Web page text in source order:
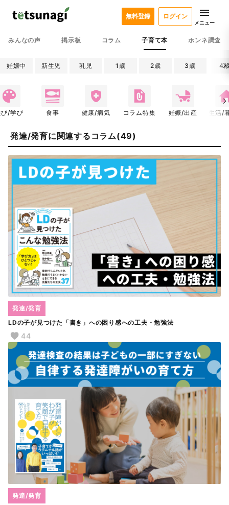
みんなの声 掲示板 コラム 子育て本 ホンネ調査
無料登録 ログイン
メニュー
妊娠中 新生児 乳児 1歳 2歳 3歳 4
び/学び 食事 健康/病気 コラム特集 妊娠/出産 生活/
発達/発育に関連するコラム(49)
LDの子が見つけた「書き」への困り感への工夫・勉強法
発達/発育
44
発達/発育